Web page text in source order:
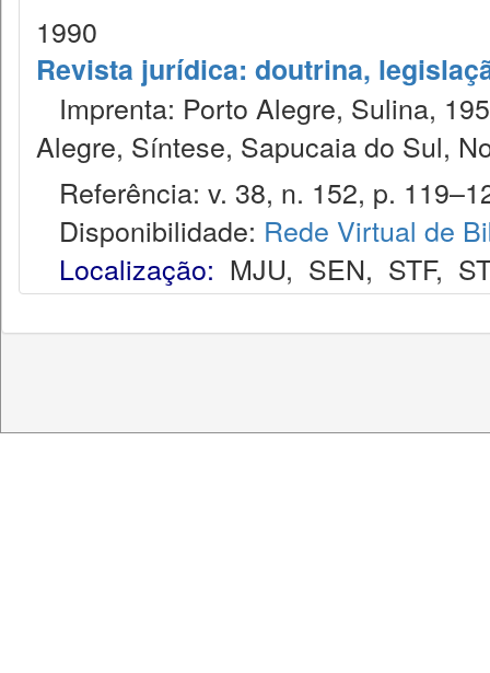
1990
Revista jurídica: doutrina,
Imprenta: Porto Alegre, Sulina,
Alegre, Síntese, Sapucaia do Sul,
Referência: v. 38, n. 152, p.
Disponibilidade: Rede Virtual de
Localização: MJU, SEN, STF,